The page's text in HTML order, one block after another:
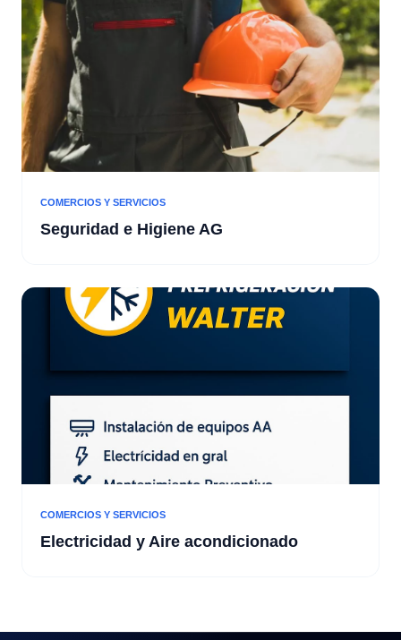
COMERCIOS Y SERVICIOS
Seguridad e Higiene AG
COMERCIOS Y SERVICIOS
Electricidad y Aire acondicionado